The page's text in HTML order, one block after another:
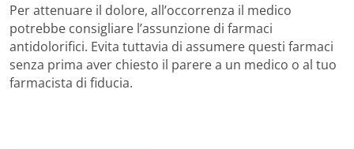
Per attenuare il dolore, all’occorrenza il medico
potrebbe consigliare l’assunzione di farmaci
antidolorifici. Evita tuttavia di assumere questi farmaci
senza prima aver chiesto il parere a un medico o al tuo
farmacista di fiducia.